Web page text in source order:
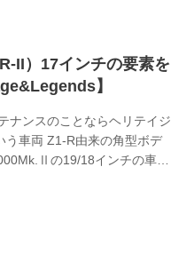
II）17インチの要素を
】
ンスのことならヘリテイジ
う車両 Z1-R由来の角型ボデ
の19/18インチの車体
プリートカスタム、RCMと
んは雑誌を見て“RCMがほ
にあったので、...